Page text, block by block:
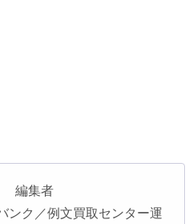
編集者
ンク／例文買取センター運